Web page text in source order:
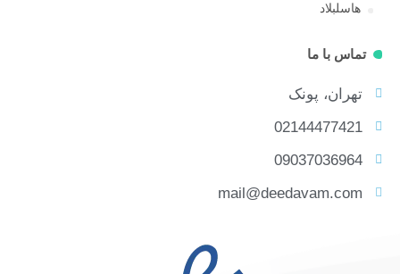
هاسلبلاد
تماس با ما
تهران، پونک
02144477421
09037036964
mail@deedavam.com